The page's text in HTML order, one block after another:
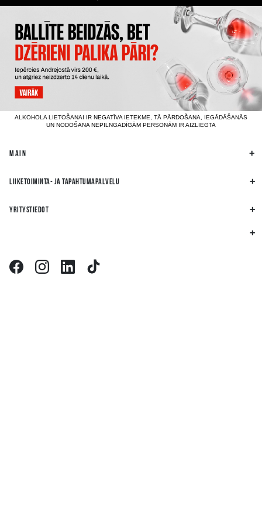
ALKOHOLA LIETOŠANAI IR NEGATĪVA IETEKME, TĀ PĀRDOŠANA, IEGĀDĀŠANĀS
UN NODOŠANA NEPILNGADĪGĀM PERSONĀM IR AIZLIEGTA
MAIN
LIIKETOIMINTA- JA TAPAHTUMAPALVELU
YRITYSTIEDOT